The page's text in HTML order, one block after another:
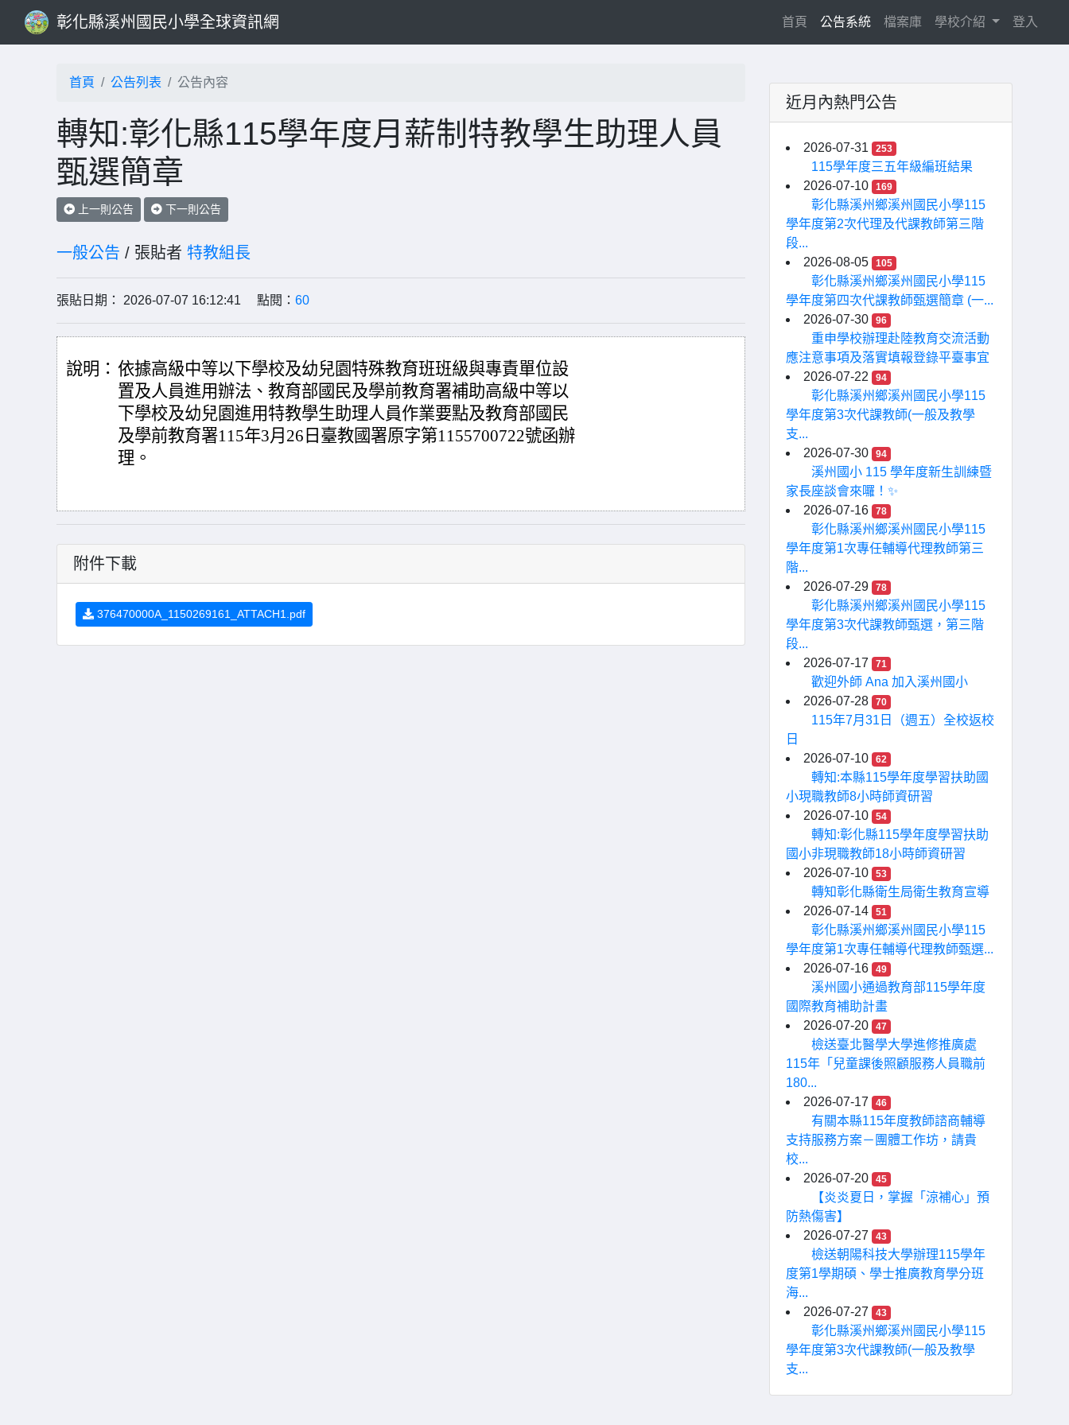
彰化縣溪州國民小學全球資訊網 首頁 (current)
公告系統 檔案庫 學校介紹 登入
首頁 公告列表 公告內容
轉知:彰化縣115學年度月薪制特教學生助理人員
甄選簡章
上一則公告 下一則公告
一般公告 / 張貼者 特教組長
張貼日期： 2026-07-07 16:12:41 點閱： 60
說明： 依據高級中等以下學校及幼兒園特殊教育班班級與專責單位設
置及人員進用辦法、教育部國民及學前教育署補助高級中等以
下學校及幼兒園進用特教學生助理人員作業要點及教育部國民
及學前教育署115年3月26日臺教國署原字第1155700722號函辦
理。
附件下載
376470000A_1150269161_ATTACH1.pdf
近月內熱門公告
2026-07-31 253
115學年度三五年級編班結果
2026-07-10
169
彰化縣溪州鄉溪州國民小學115
學年度第2次代理及代課教師第三階
段...
2026-08-05
105
彰化縣溪州鄉溪州國民小學115
學年度第四次代課教師甄選簡章 (一...
2026-07-30
96
重申學校辦理赴陸教育交流活動
應注意事項及落實填報登錄平臺事宜
2026-07-22
94
彰化縣溪州鄉溪州國民小學115
學年度第3次代課教師(一般及教學
支...
2026-07-30
94
溪州國小 115 學年度新生訓練暨
家長座談會來囉！✨
2026-07-16
78
彰化縣溪州鄉溪州國民小學115
學年度第1次專任輔導代理教師第三
階...
2026-07-29
78
彰化縣溪州鄉溪州國民小學115
學年度第3次代課教師甄選，第三階
段...
2026-07-17
71
歡迎外師 Ana 加入溪州國小
2026-07-28
70
115年7月31日（週五）全校返校
日
2026-07-10
62
轉知:本縣115學年度學習扶助國
小現職教師8小時師資研習
2026-07-10
54
轉知:彰化縣115學年度學習扶助
國小非現職教師18小時師資研習
2026-07-10
53
轉知彰化縣衛生局衛生教育宣導
2026-07-14
51
彰化縣溪州鄉溪州國民小學115
學年度第1次專任輔導代理教師甄選...
2026-07-16
49
溪州國小通過教育部115學年度
國際教育補助計畫
2026-07-20
47
檢送臺北醫學大學進修推廣處
115年「兒童課後照顧服務人員職前
180...
2026-07-17
46
有關本縣115年度教師諮商輔導
支持服務方案－團體工作坊，請貴
校...
2026-07-20
45
【炎炎夏日，掌握「涼補心」預
防熱傷害】
2026-07-27
43
檢送朝陽科技大學辦理115學年
度第1學期碩、學士推廣教育學分班
海...
2026-07-27
43
彰化縣溪州鄉溪州國民小學115
學年度第3次代課教師(一般及教學
支...